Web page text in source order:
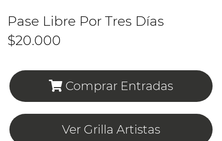
Pase Libre Por Tres Días
$20.000
Comprar Entradas
Ver Grilla Artistas